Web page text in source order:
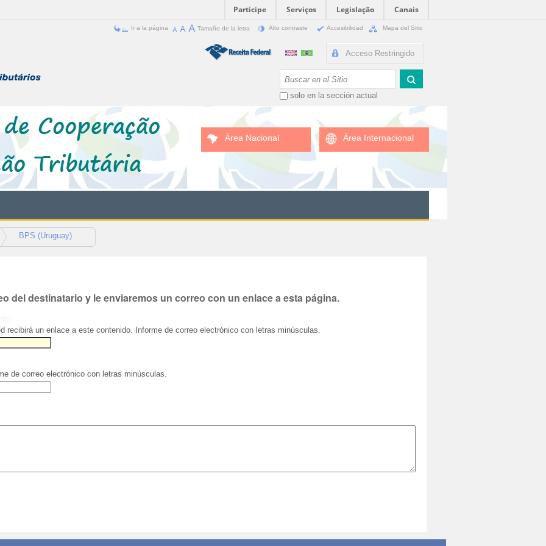
Participe Serviços Legislação
Canais
Ir a la página Tamaño de la letra Alto contraste Accesibilidad Mapa del Sitio
Acceso Restringido
solo en la sección actual
Área Nacional Área Internacional
BPS (Uruguay)
del destinatario y le enviaremos un correo con un enlace a esta página.
recibirá un enlace a este contenido. Informe de correo electrónico con letras minúsculas.
de correo electrónico con letras minúsculas.